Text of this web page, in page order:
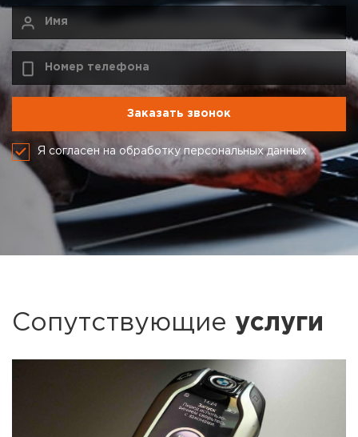
Я согласен на обработку персональных данных
Сопутствующие услуги